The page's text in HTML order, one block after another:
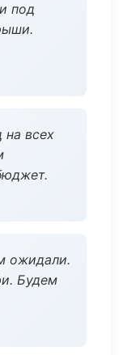
под
всех
ожидали.
Будем